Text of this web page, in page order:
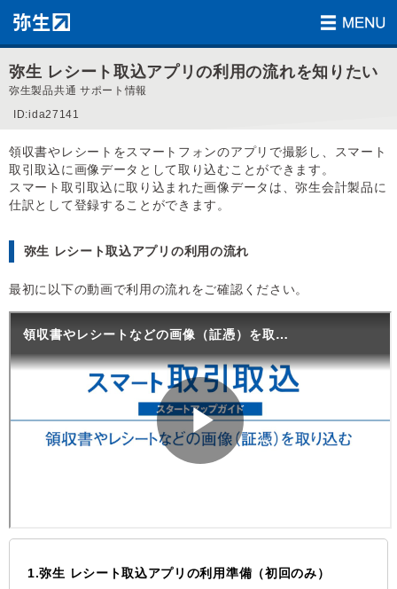
弥生 レシート取込アプリの利用の流れを知りたい
弥生製品共通 サポート情報
ID:ida27141
領収書やレシートをスマートフォンのアプリで撮影し、スマート
取引取込に画像データとして取り込むことができます。
スマート取引取込に取り込まれた画像データは、弥生会計製品に
仕訳として登録することができます。
弥生 レシート取込アプリの利用の流れ
最初に以下の動画で利用の流れをご確認ください。
1.弥生 レシート取込アプリの利用準備（初回のみ）